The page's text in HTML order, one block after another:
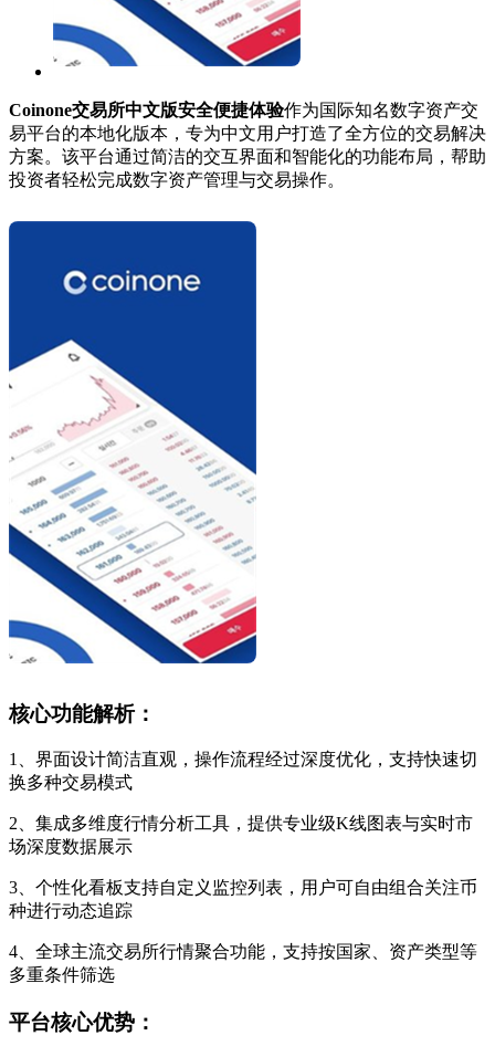
Coinone交易所中文版安全便捷体验作为国际知名数字资产交
易平台的本地化版本，专为中文用户打造了全方位的交易解决
方案。该平台通过简洁的交互界面和智能化的功能布局，帮助
投资者轻松完成数字资产管理与交易操作。
核心功能解析：
1、界面设计简洁直观，操作流程经过深度优化，支持快速切
换多种交易模式
2、集成多维度行情分析工具，提供专业级K线图表与实时市
场深度数据展示
3、个性化看板支持自定义监控列表，用户可自由组合关注币
种进行动态追踪
4、全球主流交易所行情聚合功能，支持按国家、资产类型等
多重条件筛选
平台核心优势：